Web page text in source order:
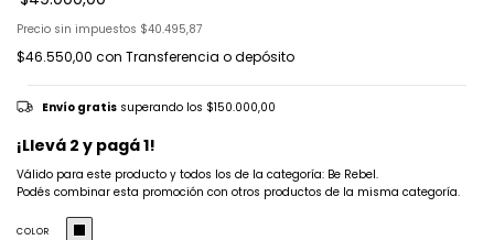
Precio sin impuestos $40.495,87
$46.550,00 con Transferencia o depósito
Envío gratis superando los $150.000,00
¡Llevá 2 y pagá 1!
Válido para este producto y todos los de la categoría: Be Rebel.
Podés combinar esta promoción con otros productos de la misma categoría.
COLOR